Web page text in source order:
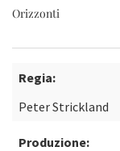
Orizzonti
Regia:
Peter Strickland
Produzione: